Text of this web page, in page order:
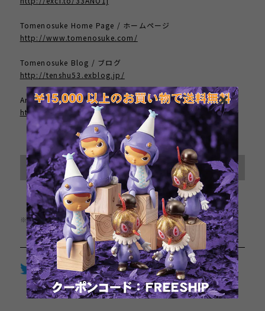
Tomenosuke Home Page / ホームページ
http://www.tomenosuke.com/
Tomenosuke Blog / ブログ
http://tenshu53.exblog.jp/
Artist Home Page / 作者のサイト
http://www.mizuno-junko.com/
International shipping available
Sold out
日本国内にお住まいの方向け
※この商品は1点までのご注文とさせていただきます。
Twitter LINE Facebook
通報する